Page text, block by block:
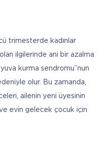
trimesterde kadınlar
ilgilerinde ani bir azalma
kurma sendromu”nun
olur. Bu zamanda,
ailenin yeni üyesinin
evin gelecek çocuk için